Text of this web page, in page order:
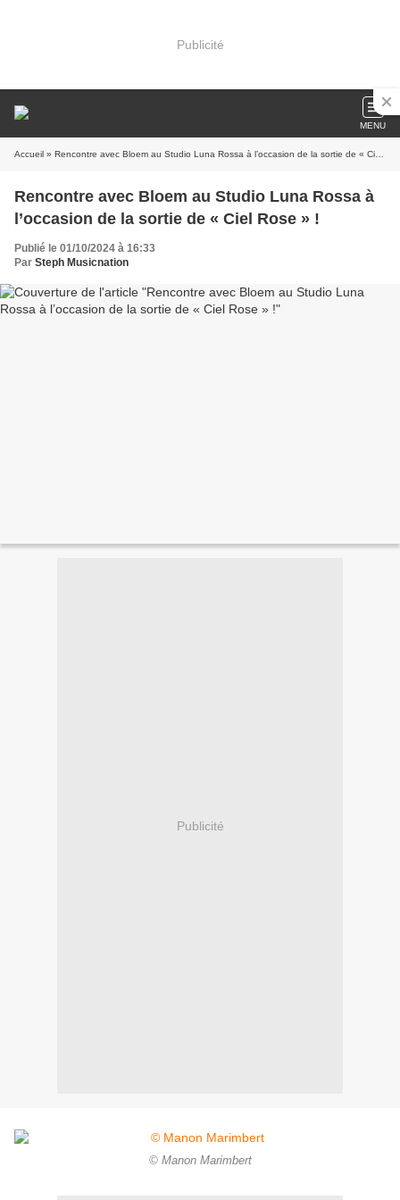
Publicité
MENU
Accueil » Rencontre avec Bloem au Studio Luna Rossa à l’occasion de la sortie de « Ciel Rose » !
Rencontre avec Bloem au Studio Luna Rossa à
l’occasion de la sortie de « Ciel Rose » !
Publié le 01/10/2024 à 16:33
Par Steph Musicnation
Publicité
© Manon Marimbert